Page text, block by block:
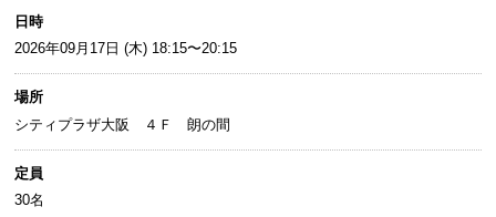
日時
2026年09月17日 (木) 18:15〜20:15
場所
シティプラザ大阪 ４Ｆ 朗の間
定員
30名